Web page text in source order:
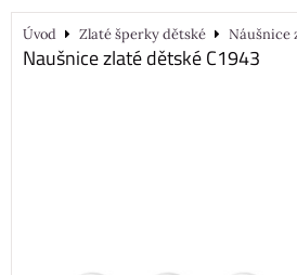
Úvod Zlaté šperky dětské Náušnice
Naušnice zlaté dětské C1943